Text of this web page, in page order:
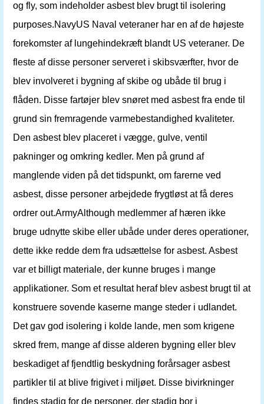
og fly, som indeholder asbest blev brugt til isolering
purposes.NavyUS Naval veteraner har en af ​​de højeste
forekomster af lungehindekræft blandt US veteraner. De
fleste af disse personer serveret i skibsværfter, hvor de
blev involveret i bygning af skibe og ubåde til brug i
flåden. Disse fartøjer blev snøret med asbest fra ende til
grund sin fremragende varmebestandighed kvaliteter.
Den asbest blev placeret i vægge, gulve, ventil
pakninger og omkring kedler. Men på grund af
manglende viden på det tidspunkt, om farerne ved
asbest, disse personer arbejdede frygtløst at få deres
ordrer out.ArmyAlthough medlemmer af hæren ikke
bruge udnytte skibe eller ubåde under deres operationer,
dette ikke redde dem fra udsættelse for asbest. Asbest
var et billigt materiale, der kunne bruges i mange
applikationer. Som et resultat heraf blev asbest brugt til at
konstruere sovende kaserne mange steder i udlandet.
Det gav god isolering i kolde lande, men som krigene
skred frem, mange af disse alderen bygning eller blev
beskadiget af fjendtlig beskydning forårsager asbest
partikler til at blive frigivet i miljøet. Disse bivirkninger
findes stadig for de personer, der stadig bor i